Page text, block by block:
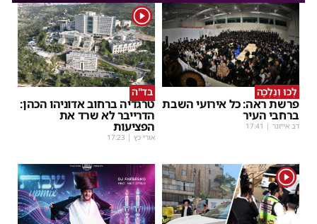
לְכוּ וְנֵלְכָה
פרשת ראה: כל אירועי השבת
ברחבי העיר
דב אייזנר |
17:41
1
בד"ה
טרגדיה ברחוב אדוניהו הכהן:
הדרייבר לא שרד את
הפציעות
אורי כץ |
17:23
1